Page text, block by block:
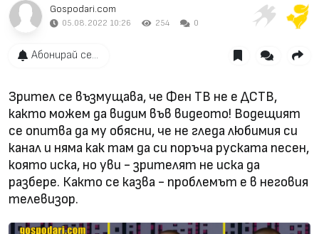
Gospodari.com
05.08.2022 10:26 254 0
Абонирай се...
Зрител се възмущава, че Фен ТВ не е ДСТВ,
както можем да видим във видеото! Водещият
се опитва да му обясни, че не гледа любимия си
канал и няма как там да си поръча руската песен,
която иска, но уви - зрителят не иска да
разбере. Както се казва - проблемът е в неговия
телевизор.